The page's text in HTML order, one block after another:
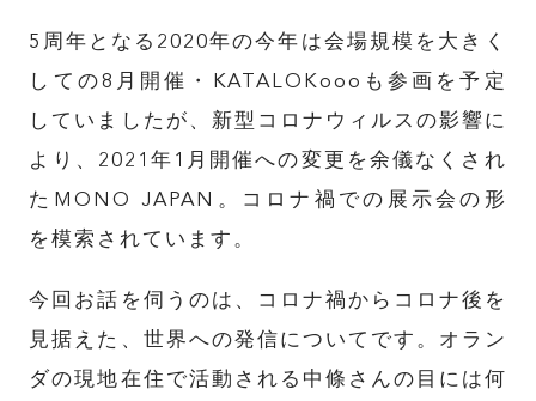
5周年となる2020年の今年は会場規模を大きく
しての8月開催・KATALOKoooも参画を予定
していましたが、新型コロナウィルスの影響に
より、2021年1月開催への変更を余儀なくされ
たMONO JAPAN。コロナ禍での展示会の形
を模索されています。
今回お話を伺うのは、コロナ禍からコロナ後を
見据えた、世界への発信についてです。オラン
ダの現地在住で活動される中條さんの目には何